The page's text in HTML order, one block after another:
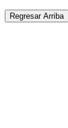
Regresar Arriba